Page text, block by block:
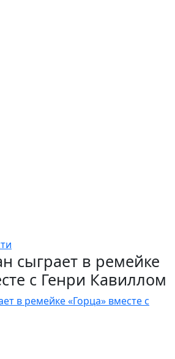
сыграет в ремейке
с Генри Кавиллом
в ремейке «Горца» вместе с